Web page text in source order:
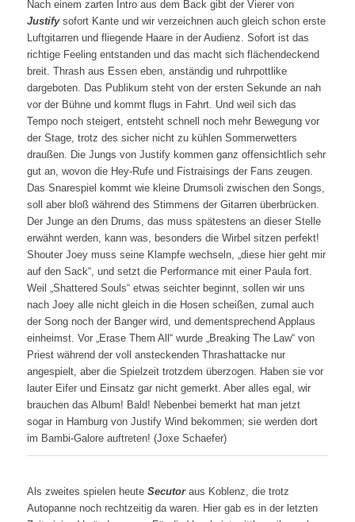
Nach einem zarten Intro aus dem Back gibt der Vierer von
Justifysofort Kante und wir verzeichnen auch gleich schon erste
Luftgitarren und fliegende Haare in der Audienz. Sofort ist das
richtige Feeling entstanden und das macht sich flächendeckend
breit. Thrash aus Essen eben, anständig und ruhrpottlike
dargeboten. Das Publikum steht von der ersten Sekunde an nah
vor der Bühne und kommt flugs in Fahrt. Und weil sich das
Tempo noch steigert, entsteht schnell noch mehr Bewegung vor
der Stage, trotz des sicher nicht zu kühlen Sommerwetters
draußen. Die Jungs von Justify kommen ganz offensichtlich sehr
gut an, wovon die Hey-Rufe und Fistraisings der Fans zeugen.
Das Snarespiel kommt wie kleine Drumsoli zwischen den Songs,
soll aber bloß während des Stimmens der Gitarren überbrücken.
Der Junge an den Drums, das muss spätestens an dieser Stelle
erwähnt werden, kann was, besonders die Wirbel sitzen perfekt!
Shouter Joey muss seine Klampfe wechseln, „diese hier geht mir
auf den Sack“, und setzt die Performance mit einer Paula fort.
Weil „Shattered Souls“ etwas seichter beginnt, sollen wir uns
nach Joey alle nicht gleich in die Hosen scheißen, zumal auch
der Song noch der Banger wird, und dementsprechend Applaus
einheimst. Vor „Erase Them All“ wurde „Breaking The Law“ von
Priest während der voll ansteckenden Thrashattacke nur
angespielt, aber die Spielzeit trotzdem überzogen. Haben sie vor
lauter Eifer und Einsatz gar nicht gemerkt. Aber alles egal, wir
brauchen das Album! Bald! Nebenbei bemerkt hat man jetzt
sogar in Hamburg von Justify Wind bekommen; sie werden dort
im Bambi-Galore auftreten! (Joxe Schaefer)
Als zweites spielen heute Secutoraus Koblenz, die trotz
Autopanne noch rechtzeitig da waren. Hier gab es in der letzten